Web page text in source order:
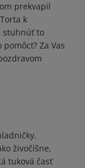
prekvapil
k
stuhnúť to
Za Vas
živočíšne,
tuková časť